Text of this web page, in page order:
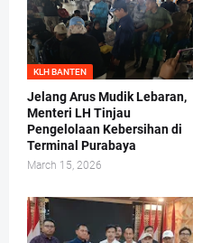
KLH BANTEN
Jelang Arus Mudik Lebaran,
Menteri LH Tinjau
Pengelolaan Kebersihan di
Terminal Purabaya
March 15, 2026